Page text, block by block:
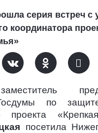
серия встреч с
координатора
по
проекта
посетила